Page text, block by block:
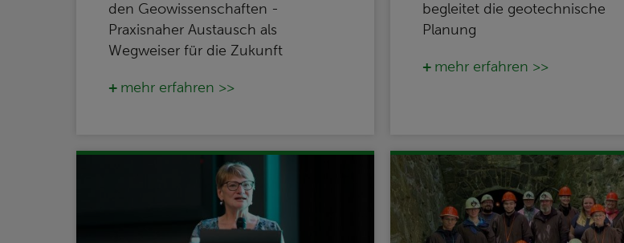
den Geowissenschaften -
Praxisnaher Austausch als
Wegweiser für die Zukunft
mehr erfahren >>
begleitet die geotechnische
Planung
mehr erfahren >>